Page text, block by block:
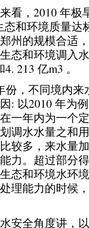
看 ，2010 年极
态和环境质量达
州的规模合适 ，
生态和环境调入
4. 213 亿m3 。
份 ， 不同境内来
: 以2010 年为
一年内为一个
调水水量之和
较多 ， 来水量
力。超过部分
态和环境水环
理能力的时候 ，
安全角度讲 ，